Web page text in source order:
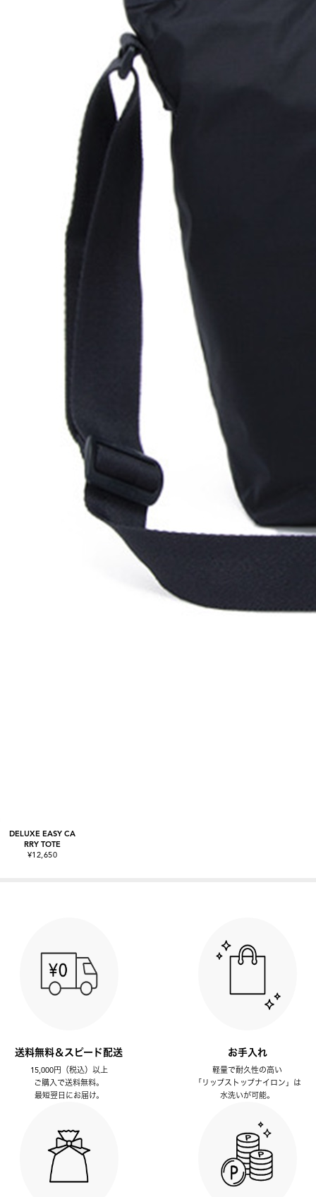
DELUXE EASY CA
RRY TOTE
¥12,650
送料無料＆スピード配送
15,000円（税込）以上
ご購入で送料無料。
最短翌日にお届け。
お手入れ
軽量で耐久性の高い
「リップストップナイロン」は
水洗いが可能。